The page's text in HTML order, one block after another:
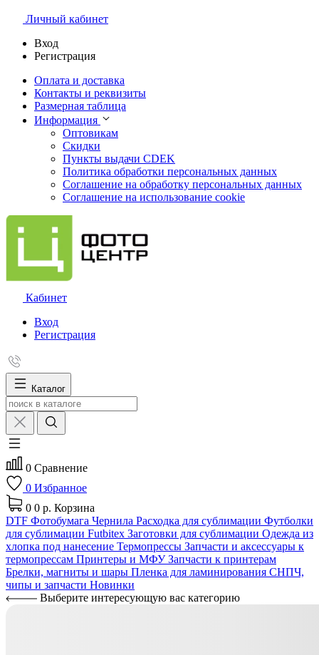
Личный кабинет
Вход
Регистрация
Оплата и доставка
Контакты и реквизиты
Размерная таблица
Информация
Оптовикам
Скидки
Пункты выдачи CDEK
Политика обработки персональных данных
Соглашение на обработку персональных данных
Соглашение на использование cookie
Кабинет
Вход
Регистрация
Каталог
0 Сравнение
0 Избранное
0 0 р. Корзина
DTF Фотобумага Чернила Расходка для сублимации Футболки
для сублимации Futbitex Заготовки для сублимации Одежда из
хлопка под нанесение Термопрессы Запчасти и аксессуары к
термопрессам Принтеры и МФУЗапчасти к принтерам
Брелки, магниты и шары Пленка для ламинирования СНПЧ,
чипы и запчасти Новинки
Выберите интересующую вас категорию